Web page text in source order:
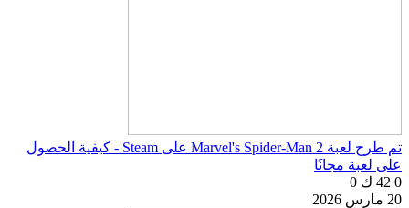
تم طرح لعبة Marvel's Spider-Man 2 على Steam - كيفية الحصول
على لعبة مجانًا
0 42 ك
0
20 مارس 2026